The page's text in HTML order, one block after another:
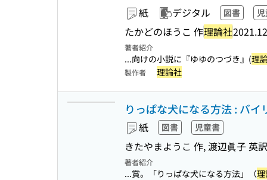
紙 デジタル 図書
たかどのほうこ 作理論社2021.12
著者紹介
...向けの小説に『ゆゆのつづき』(理
製作者 理論社
りっぱな犬になる方法 : バイ
紙 図書 児童書
きたやまようこ 作, 渡辺眞子 英訳
著者紹介
...賞。「りっぱな犬になる方法」（